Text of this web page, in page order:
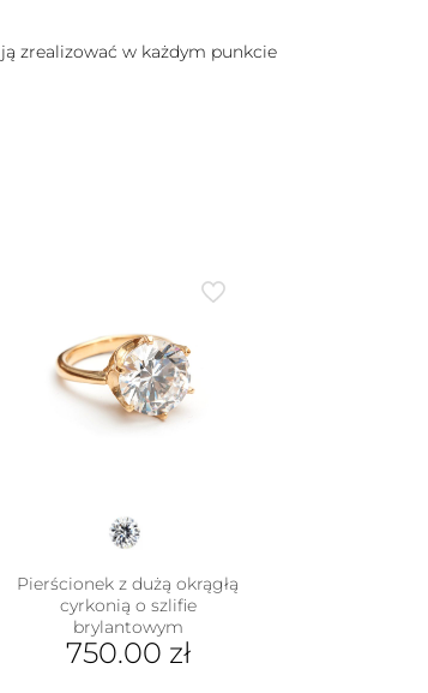
zrealizować w każdym punkcie
Pierścionek z dużą okrągłą
cyrkonią o szlifie
brylantowym
750.00 zł